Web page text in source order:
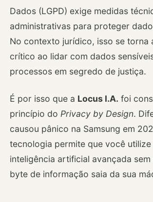
Dados (LGPD) exige medidas
administrativas para proteger
No contexto jurídico, isso se torna
crítico ao lidar com dados
processos em segredo de justiça.
É por isso que a Locus I.A. foi
princípio do Privacy by Design.
causou pânico na Samsung em
tecnologia permite que você
inteligência artificial avançada sem
byte de informação saia da sua